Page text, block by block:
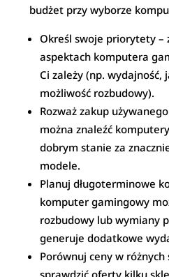
budżet przy wyborze
Określ swoje priorytety –
aspektach komputera
Ci zależy (np. wydajność,
możliwość rozbudowy).
Rozważ zakup
można znaleźć
dobrym stanie za
modele.
Planuj długoterminowe
komputer gamingowy
rozbudowy lub wymiany
generuje dodatkowe
Porównuj ceny w
sprawdzić oferty kilku